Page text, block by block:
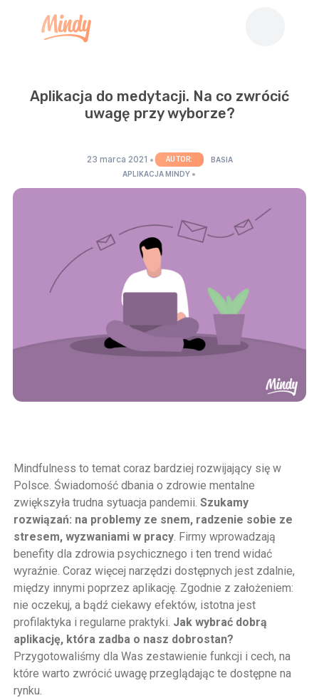
Aplikacja do medytacji. Na co zwrócić
uwagę przy wyborze?
23 marca 2021 • AUTOR:
BASIA
APLIKACJA MINDY •
Mindfulness to temat coraz bardziej rozwijający się w
Polsce. Świadomość dbania o zdrowie mentalne
zwiększyła trudna sytuacja pandemii. Szukamy
rozwiązań: na problemy ze snem, radzenie sobie ze
stresem, wyzwaniami w pracy. Firmy wprowadzają
benefity dla zdrowia psychicznego i ten trend widać
wyraźnie. Coraz więcej narzędzi dostępnych jest zdalnie,
między innymi poprzez aplikację. Zgodnie z założeniem:
nie oczekuj, a bądź ciekawy efektów, istotna jest
profilaktyka i regularne praktyki. Jak wybrać dobrą
aplikację, która zadba o nasz dobrostan?
Przygotowaliśmy dla Was zestawienie funkcji i cech, na
które warto zwrócić uwagę przeglądając te dostępne na
rynku.